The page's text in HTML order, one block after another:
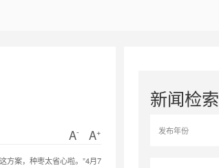
A- A+
方案，种枣太省心啦。”4月7
新闻检索